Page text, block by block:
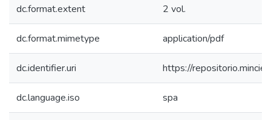
dc.format.extent 2 vol.
dc.format.mimetype application/pdf
dc.identifier.uri https://
dc.language.iso spa